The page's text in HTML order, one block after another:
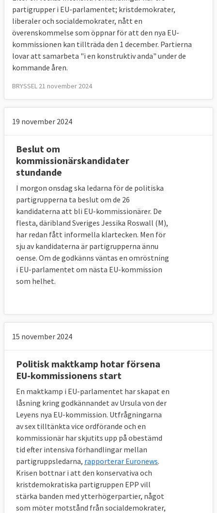
partigrupper i EU-parlamentet; kristdemokrater,
liberaler och socialdemokrater, nått en
överenskommelse som öppnar för att den nya EU-
kommissionen kan tillträda den 1 december. Partierna
lovar att samarbeta "i en konstruktiv anda" under de
kommande åren.
BRYSSEL 21 november 2024
19 november 2024
Beslut om
kommissionärskandidater
stundande
I morgon onsdag ska ledarna för de politiska
partigrupperna ta beslut om de 26
kandidaterna att bli EU-kommissionärer. De
flesta, däribland Sveriges Jessika Roswall (M),
har redan fått informella klartecken. Men för
sju av kandidaterna är partigrupperna ännu
oense. Om de godkänns väntas en omröstning
i EU-parlamentet om nästa EU-kommission
som helhet.
15 november 2024
Politisk maktkamp hotar försena
EU-kommissionens start
En maktkamp i EU-parlamentet har skapat en
låsning kring godkännandet av Ursula von der
Leyens nya EU-kommission. Utfrågningarna
av sex tilltänkta vice ordförande och en
kommissionär har skjutits upp på obestämd
tid efter intensiva förhandlingar mellan
partigruppsledarna, rapporterar Euronews.
Krisen bottnar i att den konservativa och
kristdemokratiska partigruppen EPP vill
stärka banden med ytterhögerpartier, något
som möter motstånd från socialdemokrater,